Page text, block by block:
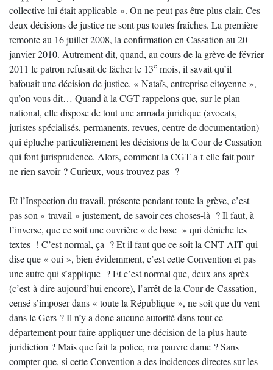
collective lui était applicable ». On ne peut pas être plus clair. Ces
deux décisions de justice ne sont pas toutes fraîches. La première
remonte au 16 juillet 2008, la confirmation en Cassation au 20
janvier 2010. Autrement dit, quand, au cours de la grève de février
2011 le patron refusait de lâcher le 13e mois, il savait qu’il
bafouait une décision de justice. « Nataïs, entreprise citoyenne »,
qu’on vous dit… Quand à la CGT rappelons que, sur le plan
national, elle dispose de tout une armada juridique (avocats,
juristes spécialisés, permanents, revues, centre de documentation)
qui épluche particulièrement les décisions de la Cour de Cassation
qui font jurisprudence. Alors, comment la CGT a-t-elle fait pour
ne rien savoir ? Curieux, vous trouvez pas ?
Et l’Inspection du travail, présente pendant toute la grève, c’est
pas son « travail » justement, de savoir ces choses-là ? Il faut, à
l’inverse, que ce soit une ouvrière « de base » qui déniche les
textes ! C’est normal, ça ? Et il faut que ce soit la CNT-AIT qui
dise que « oui », bien évidemment, c’est cette Convention et pas
une autre qui s’applique ? Et c’est normal que, deux ans après
(c’est-à-dire aujourd’hui encore), l’arrêt de la Cour de Cassation,
censé s’imposer dans « toute la République », ne soit que du vent
dans le Gers ? Il n’y a donc aucune autorité dans tout ce
département pour faire appliquer une décision de la plus haute
juridiction ? Mais que fait la police, ma pauvre dame ? Sans
compter que, si cette Convention a des incidences directes sur les